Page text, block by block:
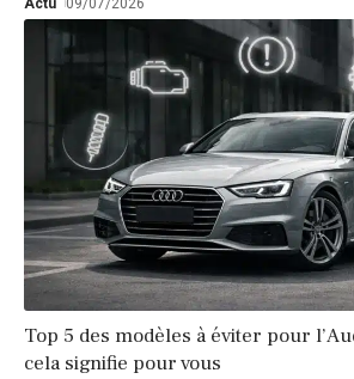
Top 5 des modèles à éviter pour
cela signifie pour vous